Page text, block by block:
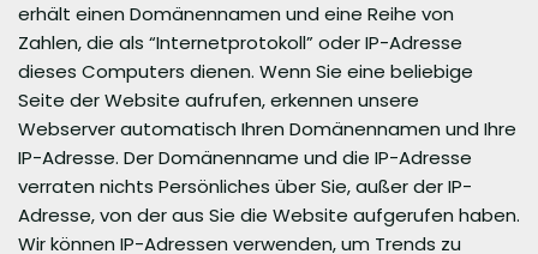
erhält einen Domänennamen und eine Reihe von
Zahlen, die als “Internetprotokoll” oder IP-Adresse
dieses Computers dienen. Wenn Sie eine beliebige
Seite der Website aufrufen, erkennen unsere
Webserver automatisch Ihren Domänennamen und Ihre
IP-Adresse. Der Domänenname und die IP-Adresse
verraten nichts Persönliches über Sie, außer der IP-
Adresse, von der aus Sie die Website aufgerufen haben.
Wir können IP-Adressen verwenden, um Trends zu